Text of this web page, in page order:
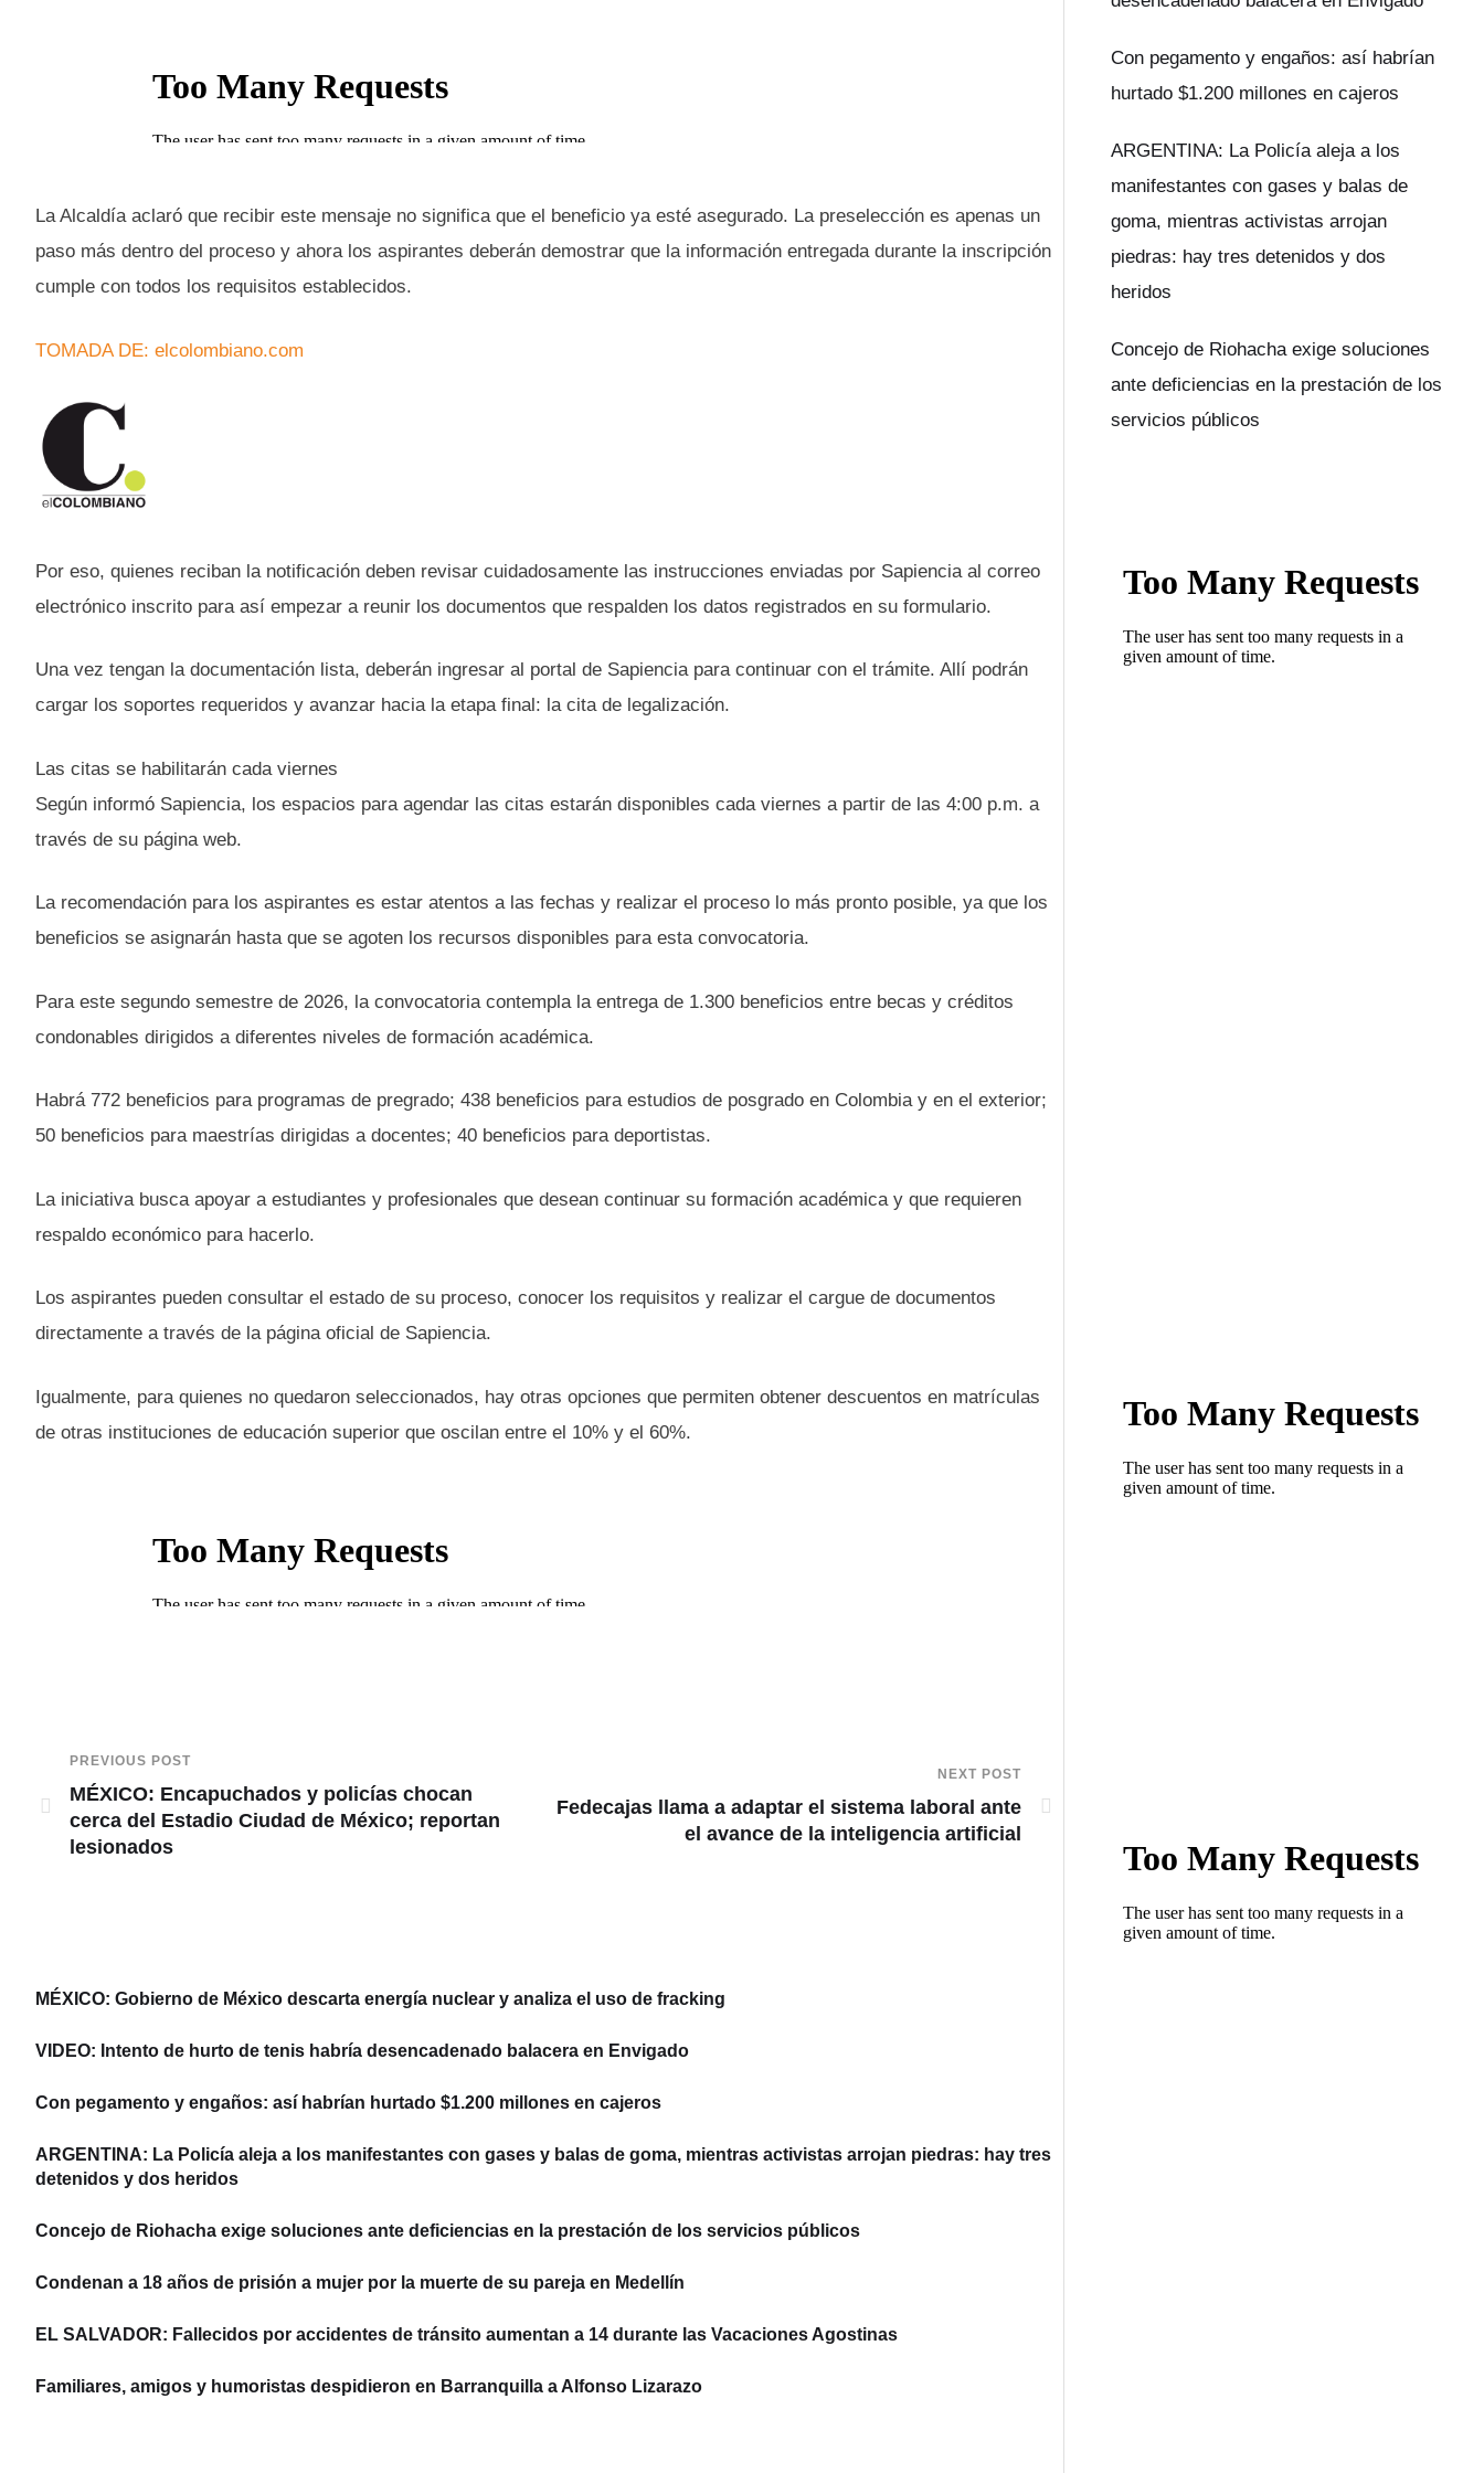
La Alcaldía aclaró que recibir este mensaje no significa que el beneficio ya esté asegurado. La preselección es apenas un
paso más dentro del proceso y ahora los aspirantes deberán demostrar que la información entregada durante la inscripción
cumple con todos los requisitos establecidos.
TOMADA DE: elcolombiano.com
Por eso, quienes reciban la notificación deben revisar cuidadosamente las instrucciones enviadas por Sapiencia al correo
electrónico inscrito para así empezar a reunir los documentos que respalden los datos registrados en su formulario.
Una vez tengan la documentación lista, deberán ingresar al portal de Sapiencia para continuar con el trámite. Allí podrán
cargar los soportes requeridos y avanzar hacia la etapa final: la cita de legalización.
Las citas se habilitarán cada viernes
Según informó Sapiencia, los espacios para agendar las citas estarán disponibles cada viernes a partir de las 4:00 p.m. a
través de su página web.
La recomendación para los aspirantes es estar atentos a las fechas y realizar el proceso lo más pronto posible, ya que los
beneficios se asignarán hasta que se agoten los recursos disponibles para esta convocatoria.
Para este segundo semestre de 2026, la convocatoria contempla la entrega de 1.300 beneficios entre becas y créditos
condonables dirigidos a diferentes niveles de formación académica.
Habrá 772 beneficios para programas de pregrado; 438 beneficios para estudios de posgrado en Colombia y en el exterior;
50 beneficios para maestrías dirigidas a docentes; 40 beneficios para deportistas.
La iniciativa busca apoyar a estudiantes y profesionales que desean continuar su formación académica y que requieren
respaldo económico para hacerlo.
Los aspirantes pueden consultar el estado de su proceso, conocer los requisitos y realizar el cargue de documentos
directamente a través de la página oficial de Sapiencia.
Igualmente, para quienes no quedaron seleccionados, hay otras opciones que permiten obtener descuentos en matrículas
de otras instituciones de educación superior que oscilan entre el 10% y el 60%.
PREVIOUS POST
MÉXICO: Encapuchados y policías chocan
cerca del Estadio Ciudad de México; reportan
lesionados
NEXT POST
Fedecajas llama a adaptar el sistema laboral ante
el avance de la inteligencia artificial
MÉXICO: Gobierno de México descarta energía nuclear y analiza el uso de fracking
VIDEO: Intento de hurto de tenis habría desencadenado balacera en Envigado
Con pegamento y engaños: así habrían hurtado $1.200 millones en cajeros
ARGENTINA: La Policía aleja a los manifestantes con gases y balas de goma, mientras activistas arrojan piedras: hay tres
detenidos y dos heridos
Concejo de Riohacha exige soluciones ante deficiencias en la prestación de los servicios públicos
Condenan a 18 años de prisión a mujer por la muerte de su pareja en Medellín
EL SALVADOR: Fallecidos por accidentes de tránsito aumentan a 14 durante las Vacaciones Agostinas
Familiares, amigos y humoristas despidieron en Barranquilla a Alfonso Lizarazo
Con pegamento y engaños: así habrían
hurtado $1.200 millones en cajeros
ARGENTINA: La Policía aleja a los
manifestantes con gases y balas de
goma, mientras activistas arrojan
piedras: hay tres detenidos y dos
heridos
Concejo de Riohacha exige soluciones
ante deficiencias en la prestación de los
servicios públicos